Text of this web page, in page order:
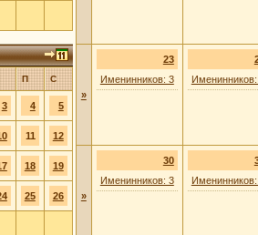
П С
3 4 5
11 12
18 19
25 26
»
23
Именинников: 3
»
30
Именинников: 3